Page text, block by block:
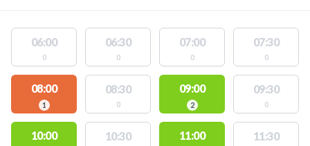
06:00
0
06:30
0
07:00
0
07:30
0
08:00
1
08:30
0
09:00
2
09:30
0
10:00 10:30 11:00 11:30